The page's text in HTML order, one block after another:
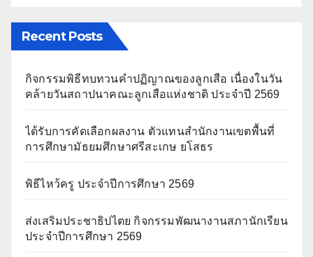
Recent Posts
กิจกรรมพิธีทบทวนคำปฏิญาณของลูกเสือ เนื่องในวัน
คล้ายวันสถาปนาคณะลูกเสือแห่งชาติ ประจำปี 2569
ได้รับการคัดเลือกผลงาน ตัวแทนสำนักงานเขตพื้นที่
การศึกษามัธยมศึกษาศรีสะเกษ ยโสธร
พิธีไหว้ครู ประจำปีการศึกษา 2569
ส่งเสริมประชาธิปไตย กิจกรรมพัฒนางานสภานักเรียน
ประจำปีการศึกษา 2569